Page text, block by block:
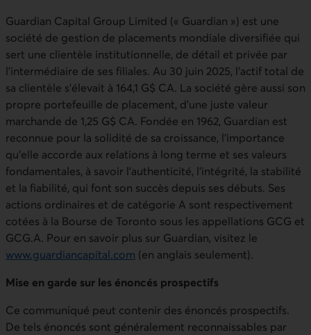
Guardian Capital Group Limited (« Guardian ») est une
société de gestion de placements mondiale diversifiée qui
sert une clientèle institutionnelle, de détail et privée par
l’intermédiaire de ses filiales. Au 30 juin 2025, l’actif total de
sa clientèle s’élevait à 164,1 G$ CA. La société gère aussi son
propre portefeuille de placement, d’une juste valeur
marchande de 1,25 G$ CA. Fondée en 1962, Guardian est
reconnue pour la solidité de sa croissance, l’importance
qu’elle accorde aux relations à long terme et ses valeurs
fondamentales, à savoir l’authenticité, l’intégrité, la stabilité
et la fiabilité, qui font son succès depuis ses débuts. Ses
actions ordinaires et de catégorie A sont respectivement
cotées à la Bourse de Toronto sous les appellations GCG et
GCG.A. Pour en savoir plus sur Guardian, visitez le
www.guardiancapital.com (en anglais seulement).
Mise en garde sur les énoncés prospectifs
Ce communiqué peut contenir des énoncés prospectifs.
De tels énoncés sont généralement reconnaissables par